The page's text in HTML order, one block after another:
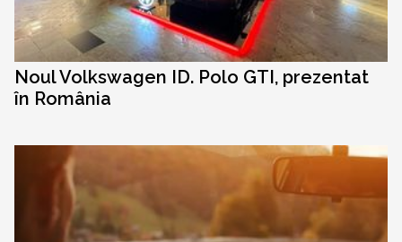
Noul Volkswagen ID. Polo GTI, prezentat
în România